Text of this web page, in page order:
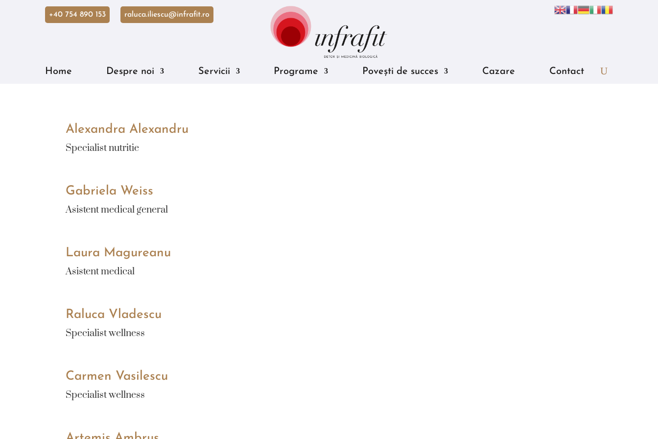
+40 754 890 153 raluca.iliescu@infrafit.ro
Home Despre noi Servicii Programe Povești de succes Cazare Contact
Alexandra Alexandru
Specialist nutritie
Gabriela Weiss
Asistent medical general
Laura Magureanu
Asistent medical
Raluca Vladescu
Specialist wellness
Carmen Vasilescu
Specialist wellness